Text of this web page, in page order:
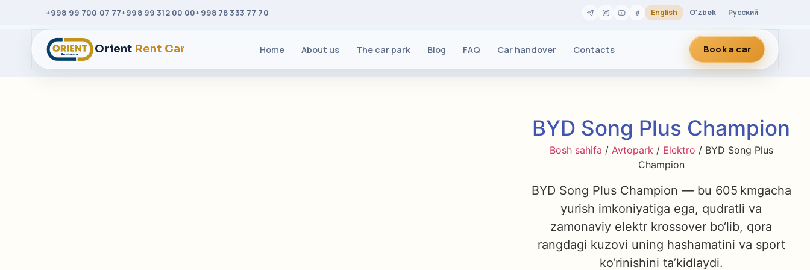
+998 99 700 07 77+998 99 312 00 00+998 78 333 77 70 English Oʻzbek Русский
Orient Rent Car Home About us The car park Blog FAQ Car handover Contacts Book a car
BYD Song Plus Champion
Bosh sahifa / Avtopark/ Elektro / BYD Song Plus
Champion
BYD Song Plus Champion — bu 605 kmgacha
yurish imkoniyatiga ega, qudratli va
zamonaviy elektr krossover bo‘lib, qora
rangdagi kuzovi uning hashamatini va sport
ko‘rinishini ta’kidlaydi.